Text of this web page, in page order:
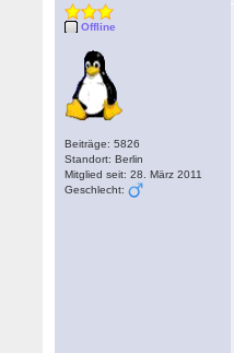
Offline
Beiträge: 5826
Standort: Berlin
Mitglied seit: 28. März 2011
Geschlecht: